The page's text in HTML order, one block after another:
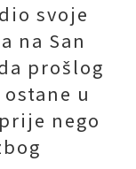
svoje
na San
prošlog
u
nego